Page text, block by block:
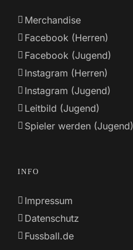
Merchandise
Facebook (Herren)
Facebook (Jugend)
Instagram (Herren)
Instagram (Jugend)
Leitbild (Jugend)
Spieler werden (Jugend)
INFO
Impressum
Datenschutz
Fussball.de